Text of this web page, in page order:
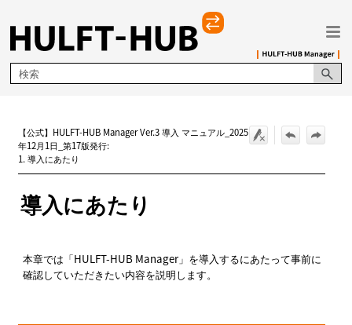
メイン コンテンツにスキップ
【公式】HULFT-HUB Manager Ver.3 導入 マニュアル_2025
年12月1日_第17版発行:
1. 導入にあたり
導入にあたり
本章では「HULFT-HUB Manager」を導入するにあたって事前に
確認していただきたい内容を説明します。